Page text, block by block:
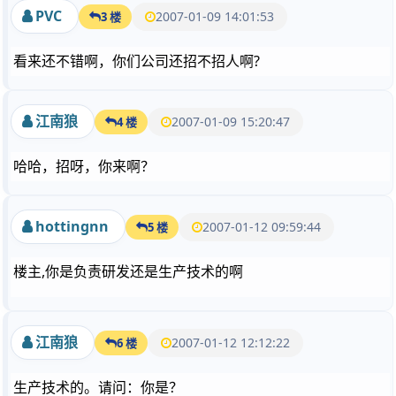
PVC 3 楼 2007-01-09 14:01:53
看来还不错啊，你们公司还招不招人啊?
江南狼 4 楼 2007-01-09 15:20:47
哈哈，招呀，你来啊？
hottingnn 5 楼 2007-01-12 09:59:44
楼主,你是负责研发还是生产技术的啊
江南狼 6 楼 2007-01-12 12:12:22
生产技术的。请问：你是？